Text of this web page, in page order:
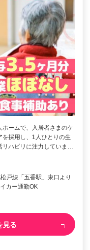
ームで、入居者さまのケ
採用し、1人ひとりの生
リハビリに注力していま…
戸線「五香駅」東口より
カー通勤OK
見る